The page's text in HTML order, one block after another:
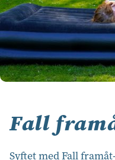
Fall
Syftet med Fall